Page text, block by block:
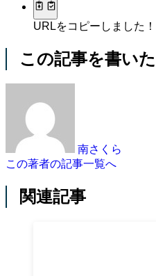
URLをコピーしました！
この記事を書い
南さくら
この著者の記事一覧へ
関連記事